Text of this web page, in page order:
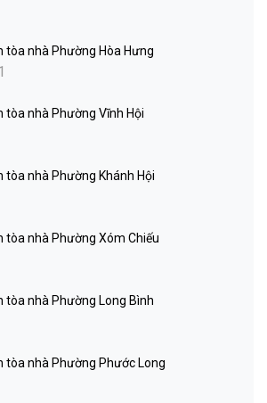
tòa nhà Phường Hòa Hưng
tòa nhà Phường Vĩnh Hội
tòa nhà Phường Khánh Hội
tòa nhà Phường Xóm Chiếu
tòa nhà Phường Long Bình
tòa nhà Phường Phước Long